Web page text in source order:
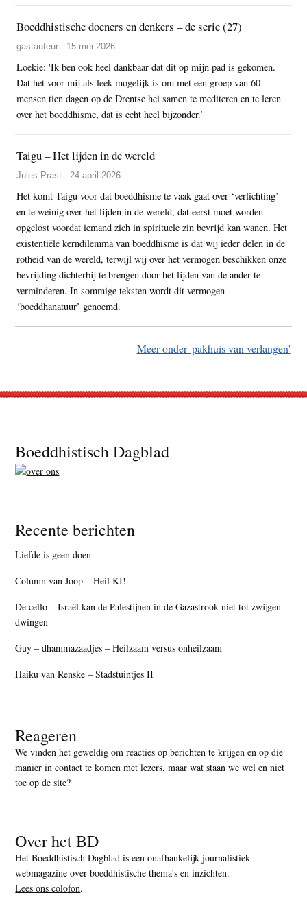
Boeddhistische doeners en denkers – de serie (27)
gastauteur - 15 mei 2026
Loekie: 'Ik ben ook heel dankbaar dat dit op mijn pad is gekomen.
Dat het voor mij als leek mogelijk is om met een groep van 60
mensen tien dagen op de Drentse hei samen te mediteren en te leren
over het boeddhisme, dat is echt heel bijzonder.’
Taigu – Het lijden in de wereld
Jules Prast - 24 april 2026
Het komt Taigu voor dat boeddhisme te vaak gaat over ‘verlichting’
en te weinig over het lijden in de wereld, dat eerst moet worden
opgelost voordat iemand zich in spirituele zin bevrijd kan wanen. Het
existentiële kerndilemma van boeddhisme is dat wij ieder delen in de
rotheid van de wereld, terwijl wij over het vermogen beschikken onze
bevrijding dichterbij te brengen door het lijden van de ander te
verminderen. In sommige teksten wordt dit vermogen
‘boeddhanatuur’ genoemd.
Meer onder 'pakhuis van verlangen'
Footer
Boeddhistisch Dagblad
Recente berichten
Liefde is geen doen
Column van Joop – Heil KI!
De cello – Israël kan de Palestijnen in de Gazastrook niet tot zwijgen
dwingen
Guy – dhammazaadjes – Heilzaam versus onheilzaam
Haiku van Renske – Stadstuintjes II
Reageren
We vinden het geweldig om reacties op berichten te krijgen en op die
manier in contact te komen met lezers, maarwat staan we wel en niet
toe op de site?
Over het BD
Het Boeddhistisch Dagblad is een onafhankelijk journalistiek
webmagazine over boeddhistische thema’s en inzichten.
Lees ons colofon.